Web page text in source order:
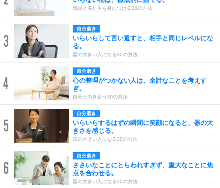
気品と美しさを身につける30の方法
3
自分磨き
いらいらして言い返すと、相手と同じレベルにな
る。
器の大きい人になる30の方法
4
自分磨き
心の整理がつかない人は、余計なことを考えす
ぎ。
自分と向き合う30の方法
5
自分磨き
いらいらするはずの瞬間に笑顔になると、器の大
きさを感じる。
器の大きい人になる30の方法
6
自分磨き
ささいなことにとらわれすぎず、重大なことに焦
点を合わせる。
器の大きい人になる30の方法